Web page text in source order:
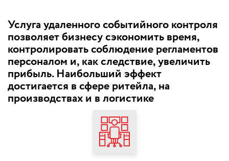
Услуга удаленного событийного контроля
позволяет бизнесу сэкономить время,
контролировать соблюдение регламентов
персоналом и, как следствие, увеличить
прибыль. Наибольший эффект
достигается в сфере ритейла, на
производствах и в логистике